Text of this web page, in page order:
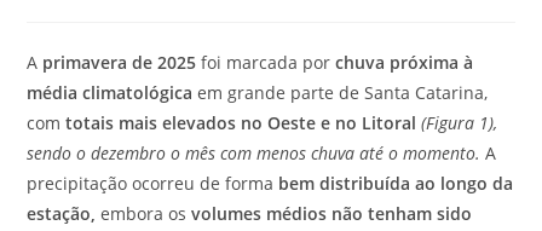
A primavera de 2025 foi marcada porchuva próxima à
média climatológica em grande parte de Santa Catarina,
comtotais mais elevados no Oeste e no Litoral (Figura 1),
sendo o dezembro o mês com menos chuva até o momento. A
precipitação ocorreu de forma bem distribuída ao longo da
estação, embora osvolumes médios não tenham sido